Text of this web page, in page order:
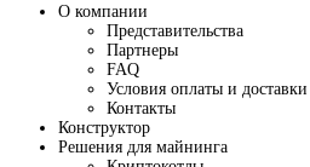
О компании
Представительства
Партнеры
FAQ
Условия оплаты и доставки
Контакты
Конструктор
Решения для майнинга